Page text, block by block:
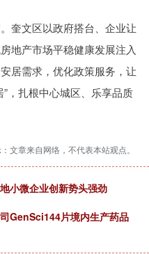
奎文区以政府搭台、企业让
地产市场平稳健康发展注入
居需求，优化政策服务，让
，扎根中心城区、乐享品质
文章来自网络，不代表本站观点。
小微企业创新势头强劲
GenSci144片境内生产药品